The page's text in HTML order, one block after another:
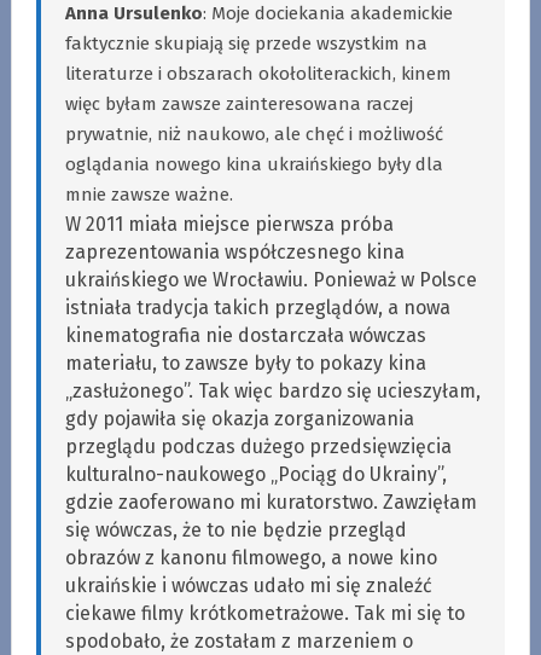
Anna Ursulenko: Moje dociekania akademickie
faktycznie skupiają się przede wszystkim na
literaturze i obszarach okołoliterackich, kinem
więc byłam zawsze zainteresowana raczej
prywatnie, niż naukowo, ale chęć i możliwość
oglądania nowego kina ukraińskiego były dla
mnie zawsze ważne.
W 2011 miała miejsce pierwsza próba
zaprezentowania współczesnego kina
ukraińskiego we Wrocławiu. Ponieważ w Polsce
istniała tradycja takich przeglądów, a nowa
kinematografia nie dostarczała wówczas
materiału, to zawsze były to pokazy kina
„zasłużonego”. Tak więc bardzo się ucieszyłam,
gdy pojawiła się okazja zorganizowania
przeglądu podczas dużego przedsięwzięcia
kulturalno-naukowego „Pociąg do Ukrainy”,
gdzie zaoferowano mi kuratorstwo. Zawzięłam
się wówczas, że to nie będzie przegląd
obrazów z kanonu filmowego, a nowe kino
ukraińskie i wówczas udało mi się znaleźć
ciekawe filmy krótkometrażowe. Tak mi się to
spodobało, że zostałam z marzeniem o